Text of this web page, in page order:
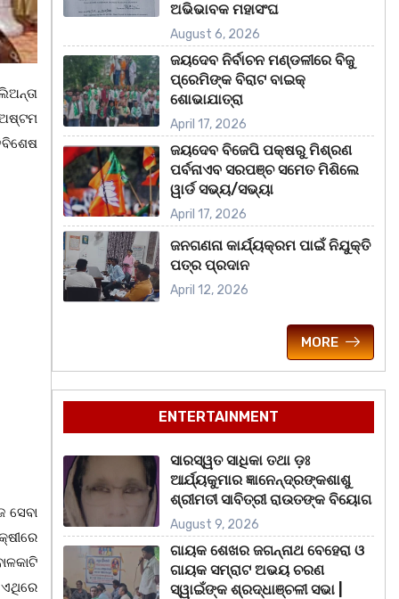
ଏଥିରେ
ଅଭିଭାବକ ମହାସଂଘ
August 6, 2026
ଜୟଦେବ ନିର୍ବାଚନ ମଣ୍ଡଳୀରେ ବିଜୁ
ପ୍ରେମିଙ୍କ ବିରାଟ ବାଇକ୍
ଶୋଭାଯାତ୍ରା
April 17, 2026
ଜୟଦେବ ବିଜେପି ପକ୍ଷରୁ ମିଶ୍ରଣ
ପର୍ବନାଏବ ସରପଞ୍ଚ ସମେତ ମିଶିଲେ
ୱାର୍ଡ ସଭ୍ୟ/ସଭ୍ୟା
April 17, 2026
ଜନଗଣନା କାର୍ଯ୍ୟକ୍ରମ ପାଇଁ ନିଯୁକ୍ତି
ପତ୍ର ପ୍ରଦାନ
April 12, 2026
MORE
ENTERTAINMENT
ସାରସ୍ୱତ ସାଧିକା ତଥା ଡ଼ଃ
ଆର୍ଯ୍ୟକୁମାର ଜ୍ଞାନେନ୍ଦ୍ରଙ୍କଶାଶୁ
ଶ୍ରୀମତୀ ସାବିତ୍ରୀ ରାଉତଙ୍କ ବିୟୋଗ
August 9, 2026
ଗାୟକ ଶେଖର ଜଗନ୍ନାଥ ବେହେରା ଓ
ଗାୟକ ସମ୍ରାଟ ଅଭୟ ଚରଣ
ସ୍ୱାଇଁଙ୍କ ଶ୍ରଦ୍ଧାଞ୍ଚଳୀ ସଭା |